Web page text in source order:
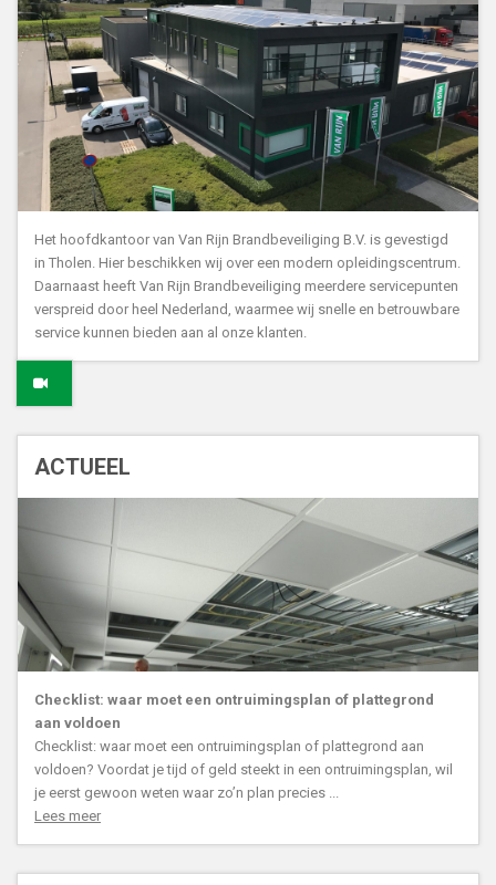
Het hoofdkantoor van Van Rijn Brandbeveiliging B.V. is gevestigd
in Tholen. Hier beschikken wij over een modern opleidingscentrum.
Daarnaast heeft Van Rijn Brandbeveiliging meerdere servicepunten
verspreid door heel Nederland, waarmee wij snelle en betrouwbare
service kunnen bieden aan al onze klanten.
ACTUEEL
Checklist: waar moet een ontruimingsplan of plattegrond
aan voldoen
Checklist: waar moet een ontruimingsplan of plattegrond aan
voldoen? Voordat je tijd of geld steekt in een ontruimingsplan, wil
je eerst gewoon weten waar zo’n plan precies ...
Lees meer